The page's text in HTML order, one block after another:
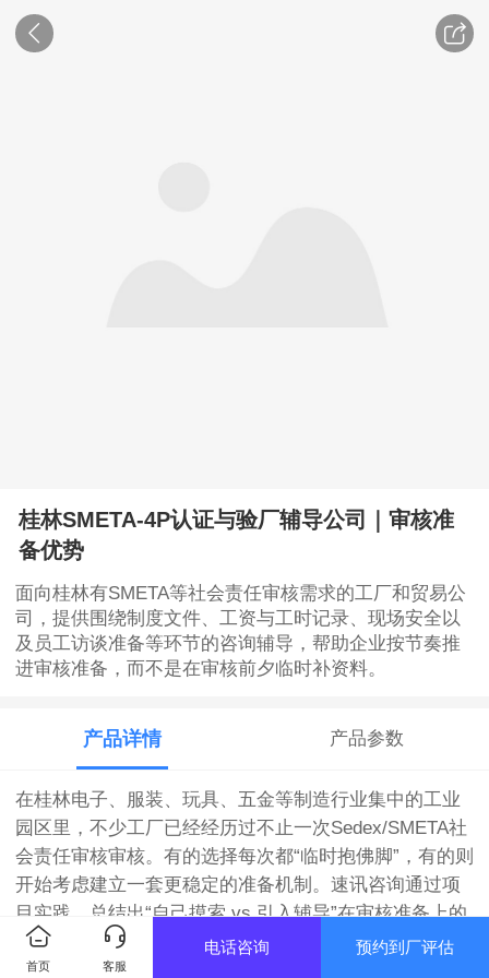
桂林SMETA-4P认证与验厂辅导公司｜审核准
备优势
面向桂林有SMETA等社会责任审核需求的工厂和贸易公
司，提供围绕制度文件、工资与工时记录、现场安全以
及员工访谈准备等环节的咨询辅导，帮助企业按节奏推
进审核准备，而不是在审核前夕临时补资料。
产品详情 产品参数
在桂林电子、服装、玩具、五金等制造行业集中的工业
园区里，不少工厂已经经历过不止一次Sedex/SMETA社
会责任审核审核。有的选择每次都“临时抱佛脚”，有的则
开始考虑建立一套更稳定的准备机制。速讯咨询通过项
目实践，总结出“自己摸索 vs 引入辅导”在审核准备上的
典型差异。
首页 客服
电话咨询 预约到厂评估